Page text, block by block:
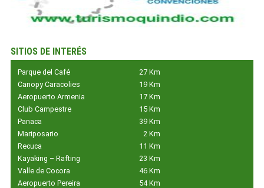
SITIOS DE INTERÉS
Parque del Café
27 Km
Canopy Caracolies
19 Km
Aeropuerto Armenia
17 Km
Club Campestre
15 Km
Panaca
39 Km
Mariposario
2 Km
Recuca
11 Km
Kayaking – Rafting
23 Km
Valle de Cocora
46 Km
Aeropuerto Pereira
54 Km